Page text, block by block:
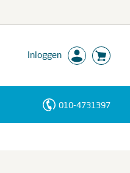
Inloggen
010-4731397